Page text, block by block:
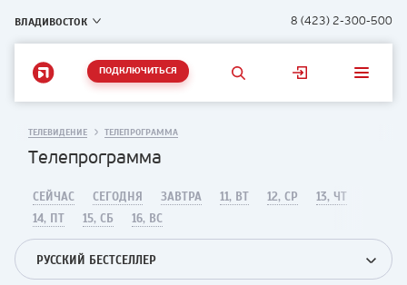
ВЛАДИВОСТОК 8 (423) 2-300-500
ПОДКЛЮЧИТЬСЯ
ТЕЛЕВИДЕНИЕ ТЕЛЕПРОГРАММА
Телепрограмма
СЕЙЧАС СЕГОДНЯ ЗАВТРА 11, ВТ 12, СР
13, ЧТ
14, ПТ
15, СБ 16, ВС
РУССКИЙ БЕСТСЕЛЛЕР